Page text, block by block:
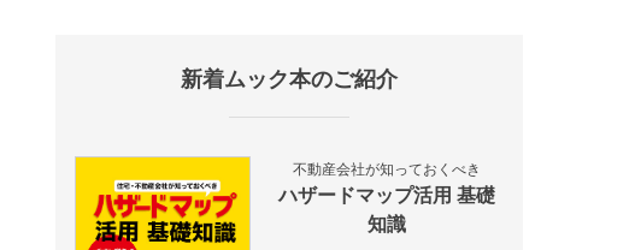
新着ムック本のご紹介
不動産会社が知っておくべき
ハザードマップ活用 基礎
知識